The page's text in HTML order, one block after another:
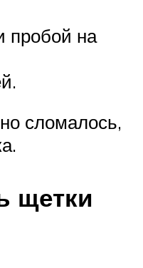
пробой на
сломалось,
щетки